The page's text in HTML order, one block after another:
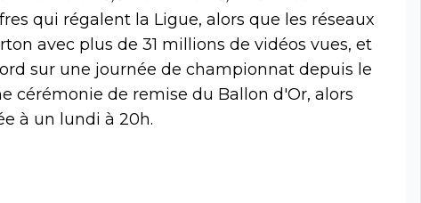
qui régalent la Ligue, alors que les réseaux
avec plus de 31 millions de vidéos vues, et
sur une journée de championnat depuis le
cérémonie de remise du Ballon d'Or, alors
à un lundi à 20h.